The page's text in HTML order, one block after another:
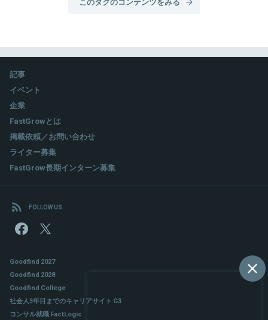
記事
イベント
企業
FastGrowとは
掲載依頼／お問い合わせ
ライター募集
FastGrow長期インターン募集
FOLLOW US
Goodfind 2027
Goodfind 2028
Goodfind College
社会人3年目までのキャリアサイト G3
コンサル就職 FactLogic